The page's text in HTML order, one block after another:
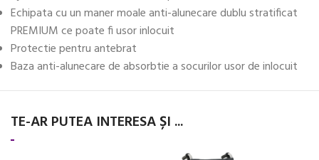
Echipata cu un maner moale anti-alunecare dublu stratificat
PREMIUM ce poate fi usor inlocuit
Protectie pentru antebrat
Baza anti-alunecare de absorbtie a socurilor usor de inlocuit
TE-AR PUTEA INTERESA ȘI ...